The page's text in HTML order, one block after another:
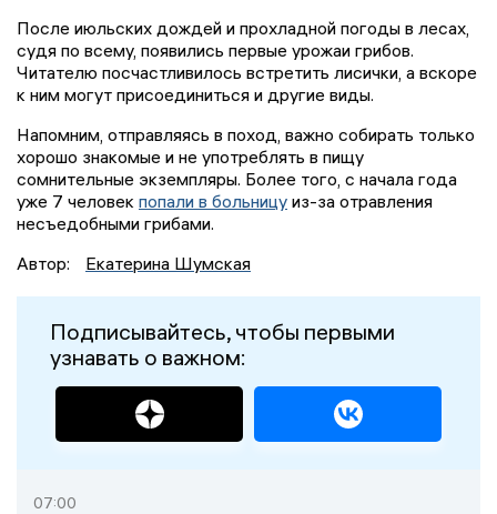
После июльских дождей и прохладной погоды в лесах,
судя по всему, появились первые урожаи грибов.
Читателю посчастливилось встретить лисички, а вскоре
к ним могут присоединиться и другие виды.
Напомним, отправляясь в поход, важно собирать только
хорошо знакомые и не употреблять в пищу
сомнительные экземпляры. Более того, с начала года
уже 7 человек попали в больницу из-за отравления
несъедобными грибами.
Автор:
Екатерина Шумская
Подписывайтесь, чтобы первыми
узнавать о важном:
07:00